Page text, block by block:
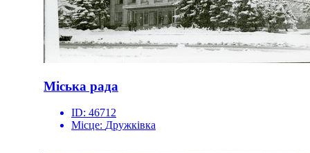
Міська рада
ID: 46712
Місце: Дружківка